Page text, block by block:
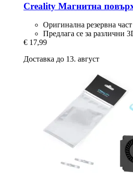
Creality Магнитна
Оригинална резервна
Предлага се за различни
€ 17,99
Доставка до 13. август